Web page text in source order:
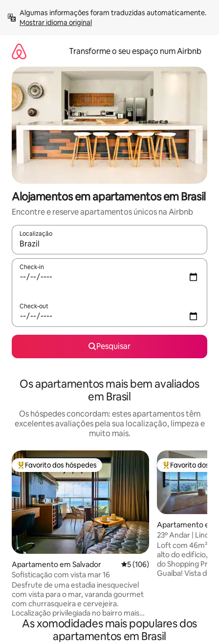
para
Mostrar idioma original
Transforme o seu espaço num Airbnb
Alojamentos em apartamentos em Brasil
Encontre e reserve apartamentos únicos na Airbnb
Localização
Quando os resultados estiverem disponíveis, navegue com
Check-in
Check-out
Pesquisar
Os apartamentos mais bem avaliados
em Brasil
Os hóspedes concordam: estes apartamentos têm
excelentes avaliações pela sua localização, limpeza e
muito mais.
Favoritos dos hóspedes mais apreciados
Favorito dos hóspedes
Apartamento em Salvador Classificação média de 5 em
5 (106)
Sofisticação com vista mar 16
Desfrute de uma estadia inesquecível
com vista para o mar, varanda gourmet
com churrasqueira e cervejeira.
Localização privilegiada no bairro mais
vibrante de Salvador: o Rio Vermelho.
Localizado a menos de 5 min
caminhando da praia do Buracão e a 1km
Favoritos dos
Favorito dos
Apartamento em
gre
23º Andar | Linda
Privativa
Loft com 46m²
alto do edifício,
do Shopping
Guaíba! Vista
Roupeiro
🪟 Cortinas 🚿
Secador de
As xomodidades mais populares dos
apartamentos em Brasil